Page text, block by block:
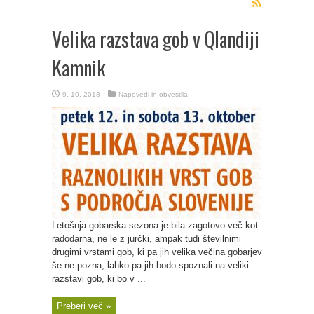
Velika razstava gob v Qlandiji
Kamnik
9. 10. 2018 Napovedi in obvestila
Letošnja gobarska sezona je bila zagotovo več kot
radodarna, ne le z jurčki, ampak tudi številnimi
drugimi vrstami gob, ki pa jih velika večina gobarjev
še ne pozna, lahko pa jih bodo spoznali na veliki
razstavi gob, ki bo v ...
Preberi več »